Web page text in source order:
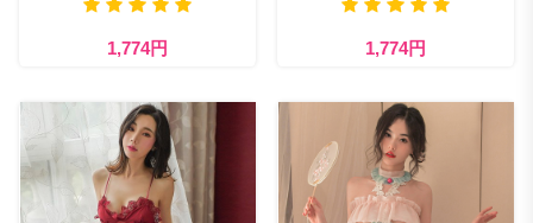
1,774円 1,774円